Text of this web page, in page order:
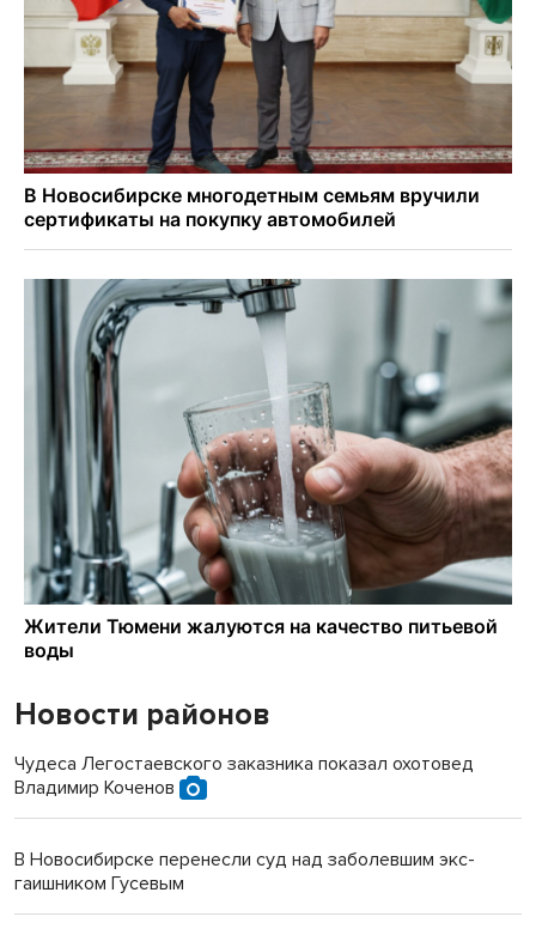
Новости районов
Чудеса Легостаевского заказника показал охотовед
Владимир Коченов
В Новосибирске перенесли суд над заболевшим экс-
гаишником Гусевым